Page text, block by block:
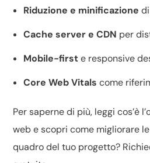
Riduzione e minificazione
Cache server e CDN per
Mobile-firste responsive
Core Web Vitals come
Per saperne di più, leggicos’è
webe scopricome migliorare
quadro del tuo progetto?